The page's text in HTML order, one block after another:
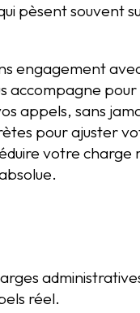
pèsent souvent
engagement avec
accompagne
appels, sans
pour ajuster
votre charge
réel.